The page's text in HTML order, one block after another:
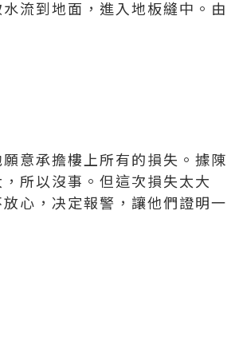
流到地面，進入地板縫中。由
意承擔樓上所有的損失。據陳
所以沒事。但這次損失太大
心，决定報警，讓他們證明一